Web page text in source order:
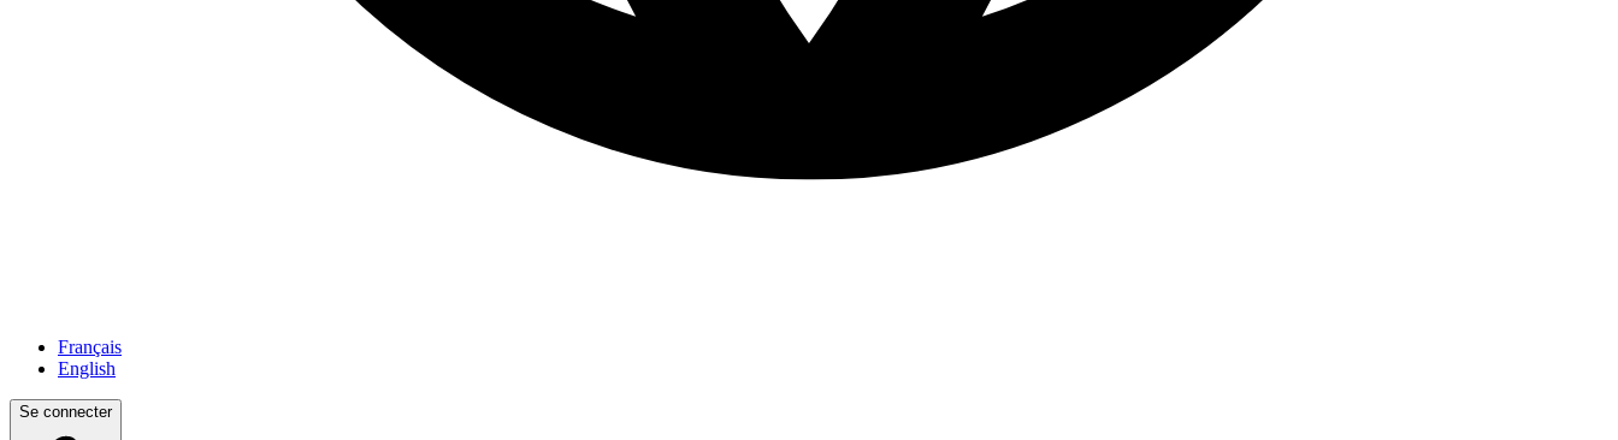
Français
English
Se connecter